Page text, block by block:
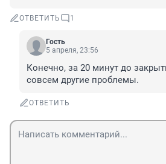
ОТВЕТИТЬ 1
Гость
5 апреля, 23:56
Конечно, за 20 минут до
совсем другие проблемы.
ОТВЕТИТЬ